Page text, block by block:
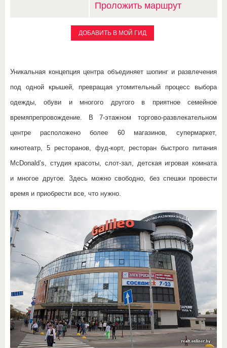
Проложить маршрут
ДОБАВИТЬ В МОЙ ГИД
Уникальная концепция центра объединяет шопинг и развлечения
под одной крышей, превращая утомительный процесс выбора
одежды, обуви и многого другого в приятное семейное
времяпрепровождение.
В 7-этажном торгово-развлекательном
центре расположено более 60 магазинов, супермаркет,
кинотеатр, 5 ресторанов, фуд-корт, ресторан быстрого питания
McDonald’s, студия красоты, слот-зал, детская игровая комната
и многое другое. Здесь можно свободно, без спешки провести
время и приобрести все, что нужно.